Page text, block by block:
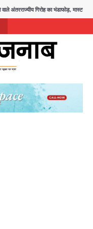
मास्टरमाइंड समेत 7 गिरफ्तार